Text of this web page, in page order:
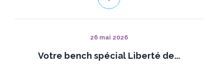
26 mai 2026
Votre bench spécial Liberté de...